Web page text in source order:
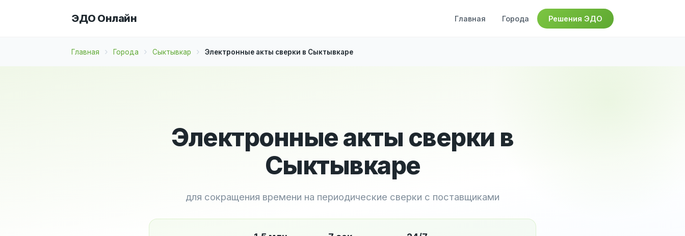
ЭДО Онлайн Главная Города Решения ЭДО
Главная Города Сыктывкар Электронные акты сверки в Сыктывкаре
Электронные акты сверки в
Сыктывкаре
для сокращения времени на периодические сверки с поставщиками